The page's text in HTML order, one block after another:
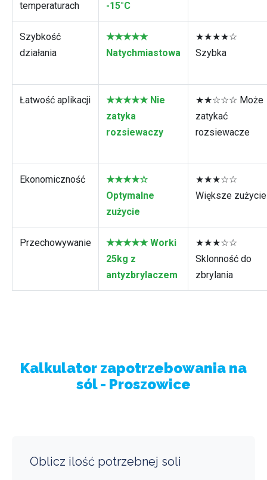
temperaturach
-15°C
Szybkość
działania
★★★★★
Natychmiastowa
★★★★☆
Szybka
Łatwość aplikacji
★★★★★ Nie
zatyka
rozsiewaczy
★★☆☆☆ Może
zatykać
rozsiewacze
Ekonomiczność
★★★★☆
Optymalne
zużycie
★★★☆☆
Większe zużycie
Przechowywanie
★★★★★ Worki
25kg z
antyzbrylaczem
★★★☆☆
Sklonność do
zbrylania
Kalkulator zapotrzebowania na
sól - Proszowice
Oblicz ilość potrzebnej soli